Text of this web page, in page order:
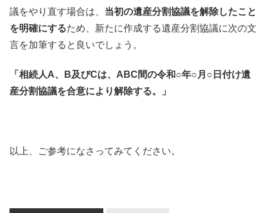
議をやり直す場合は、 当初の遺産分割協議を解除したこと
を明確にするため、新たに作成する遺産分割協議に次の文
言を加筆すると良いでしょう。
「相続人A、B及びCは、ABC間の令和○年○月○日付け遺
産分割協議を合意により解除する。」
以上、ご参考になさってみてください。